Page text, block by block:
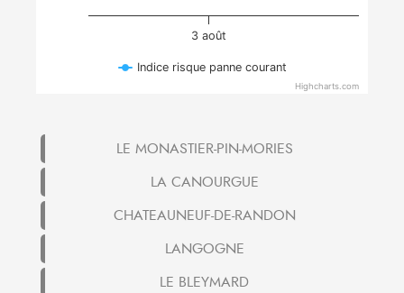
3 août
Indice risque panne courant
Highcharts.com
LE MONASTIER-PIN-MORIES
LA CANOURGUE
CHATEAUNEUF-DE-RANDON
LANGOGNE
LE BLEYMARD